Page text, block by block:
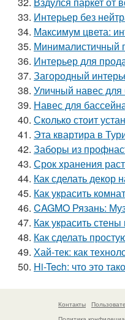
33. Интерьер без
34. Максимум цвета:
35. Минималистичный
36. Интерьер для
37. Загородный
38. Уличный навес для
39. Навес для
40. Сколько стоит
41. Эта квартира в
42. Заборы из
43. Срок хранения
44. Как сделать декор
45. Как украсить
46. CAGMO Рязань:
47. Как украсить
48. Как сделать
49. Хай-тек: как
50. Hi-Tech: что это
Контакты